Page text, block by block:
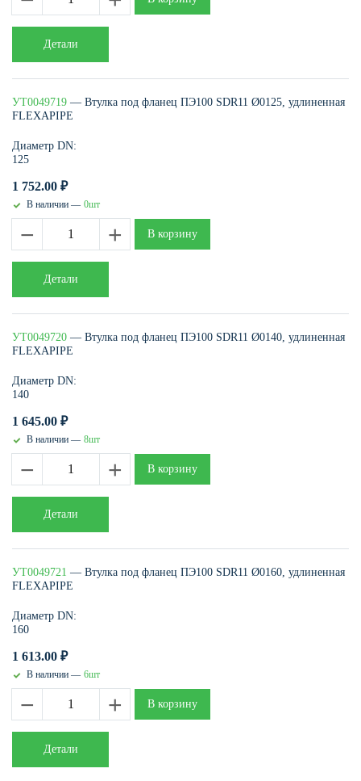
Детали
УТ0049719 — Втулка под фланец ПЭ100 SDR11 Ø0125, удлиненная
FLEXAPIPE
Детали
Диаметр DN:
125
1 752.00 ₽
В наличии — 0шт
− + В корзину
УТ0049720 — Втулка под фланец ПЭ100 SDR11 Ø0140, удлиненная
FLEXAPIPE
Детали
Диаметр DN:
140
1 645.00 ₽
В наличии — 8шт
− + В корзину
УТ0049721 — Втулка под фланец ПЭ100 SDR11 Ø0160, удлиненная
FLEXAPIPE
Детали
Диаметр DN:
160
1 613.00 ₽
В наличии — 6шт
− + В корзину